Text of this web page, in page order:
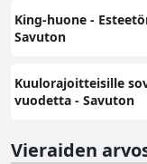
King-huone -
Savuton
Kuulorajoitteisille
vuodetta - Savuton
Vieraiden